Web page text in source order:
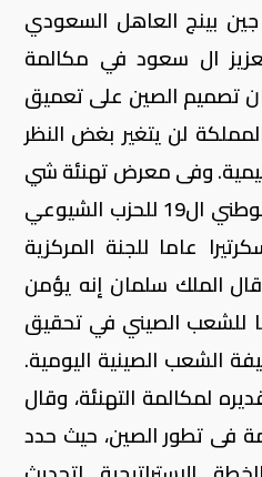
بينج العاهل السعودي
ال سعود في مكالمة
تصميم الصين على تعميق
لن يتغير بغض النظر
وفى معرض تهنئة شي
بالاختتام الناجح للمؤتمر الوطني ال19 للحزب الشيوعي
عاما للجنة المركزية
الملك سلمان إنه يؤمن
للشعب الصيني في تحقيق
الشعب الصينية اليومية.
لمكالمة التهنئة، وقال
فى تطور الصين، حيث حدد